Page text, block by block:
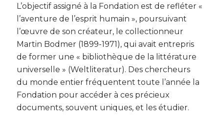
L’objectif assigné à la Fondation est de refléter «
l’aventure de l’esprit humain », poursuivant
l’œuvre de son créateur, le collectionneur
Martin Bodmer (1899-1971), qui avait entrepris
de former une « bibliothèque de la littérature
universelle » (Weltliteratur). Des chercheurs
du monde entier fréquentent toute l’année la
Fondation pour accéder à ces précieux
documents, souvent uniques, et les étudier.